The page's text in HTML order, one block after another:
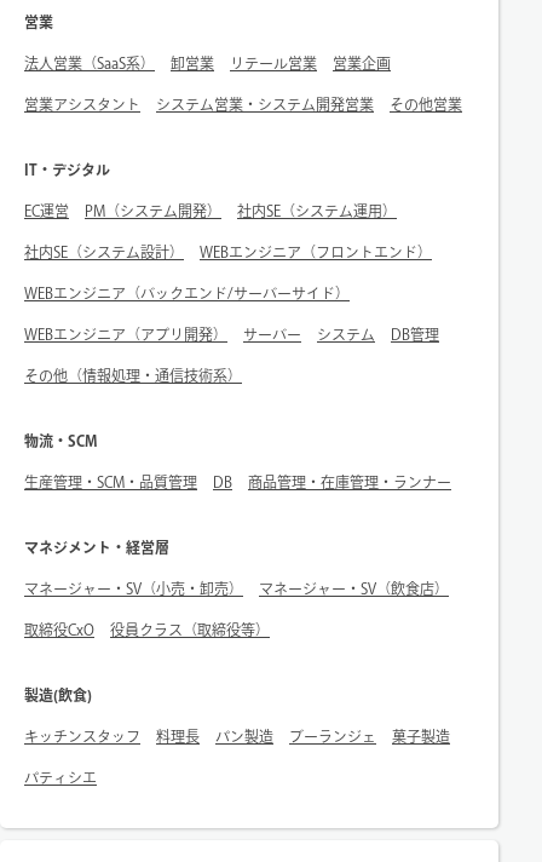
営業
法人営業（SaaS系） 卸営業 リテール営業 営業企画
営業アシスタント システム営業・システム開発営業 その他営業
IT・デジタル
EC運営 PM（システム開発） 社内SE（システム運用）
社内SE（システム設計） WEBエンジニア（フロントエンド）
WEBエンジニア（バックエンド/サーバーサイド）
WEBエンジニア（アプリ開発） サーバー システム DB管理
その他（情報処理・通信技術系）
物流・SCM
生産管理・SCM・品質管理 DB 商品管理・在庫管理・ランナー
マネジメント・経営層
マネージャー・SV（小売・卸売） マネージャー・SV（飲食店）
取締役CxO 役員クラス（取締役等）
製造(飲食)
キッチンスタッフ 料理長 パン製造 ブーランジェ 菓子製造
パティシエ